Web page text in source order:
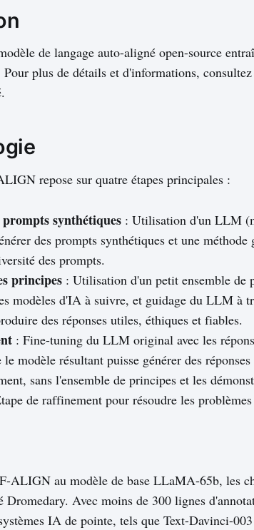
de langage auto-aligné open-source
plus de détails et d'informations, consultez
repose sur quatre étapes principales :
synthétiques : Utilisation d'un LLM
des prompts synthétiques et une
des prompts.
principes : Utilisation d'un petit ensemble de
modèles d'IA à suivre, et guidage du LLM à
des réponses utiles, éthiques et fiables.
: Fine-tuning du LLM original avec les
modèle résultant puisse générer des
sans l'ensemble de principes et les
de raffinement pour résoudre les
ALIGN au modèle de base LLaMA-65b, les
Dromedary. Avec moins de 300 lignes
IA de pointe, tels que Text-Davinci-